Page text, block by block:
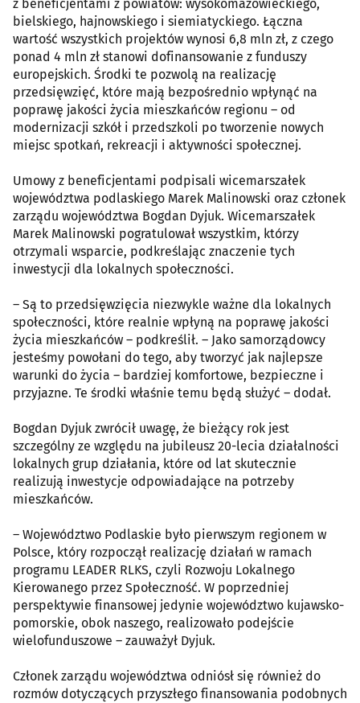
z beneficjentami z powiatów: wysokomazowieckiego,
bielskiego, hajnowskiego i siemiatyckiego. Łączna
wartość wszystkich projektów wynosi 6,8 mln zł, z czego
ponad 4 mln zł stanowi dofinansowanie z funduszy
europejskich. Środki te pozwolą na realizację
przedsięwzięć, które mają bezpośrednio wpłynąć na
poprawę jakości życia mieszkańców regionu – od
modernizacji szkół i przedszkoli po tworzenie nowych
miejsc spotkań, rekreacji i aktywności społecznej.
Umowy z beneficjentami podpisali wicemarszałek
województwa podlaskiego Marek Malinowski oraz członek
zarządu województwa Bogdan Dyjuk. Wicemarszałek
Marek Malinowski pogratulował wszystkim, którzy
otrzymali wsparcie, podkreślając znaczenie tych
inwestycji dla lokalnych społeczności.
– Są to przedsięwzięcia niezwykle ważne dla lokalnych
społeczności, które realnie wpłyną na poprawę jakości
życia mieszkańców – podkreślił. – Jako samorządowcy
jesteśmy powołani do tego, aby tworzyć jak najlepsze
warunki do życia – bardziej komfortowe, bezpieczne i
przyjazne. Te środki właśnie temu będą służyć – dodał.
Bogdan Dyjuk zwrócił uwagę, że bieżący rok jest
szczególny ze względu na jubileusz 20-lecia działalności
lokalnych grup działania, które od lat skutecznie
realizują inwestycje odpowiadające na potrzeby
mieszkańców.
– Województwo Podlaskie było pierwszym regionem w
Polsce, który rozpoczął realizację działań w ramach
programu LEADER RLKS, czyli Rozwoju Lokalnego
Kierowanego przez Społeczność. W poprzedniej
perspektywie finansowej jedynie województwo kujawsko-
pomorskie, obok naszego, realizowało podejście
wielofunduszowe – zauważył Dyjuk.
Członek zarządu województwa odniósł się również do
rozmów dotyczących przyszłego finansowania podobnych